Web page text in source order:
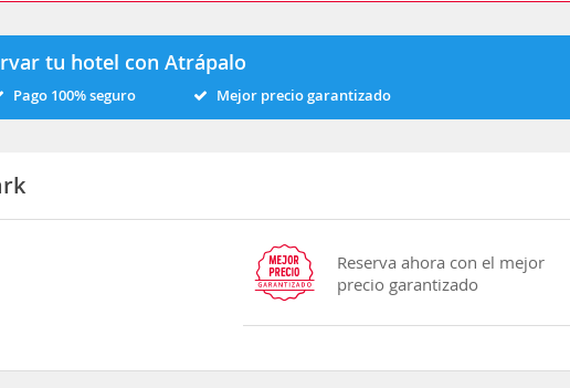
tu hotel con Atrápalo
Pago 100% seguro Mejor precio garantizado
Reserva ahora con el mejor
precio garantizado